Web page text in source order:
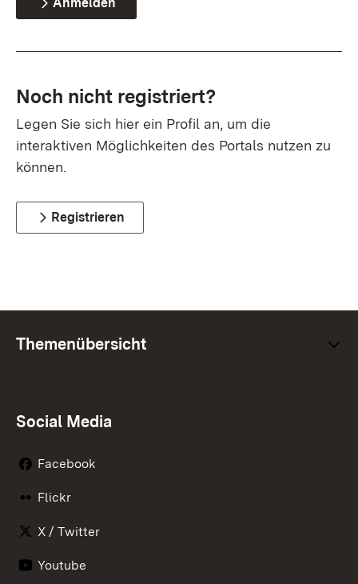
Noch nicht registriert?
Legen Sie sich hier ein Profil an, um die
interaktiven Möglichkeiten des Portals nutzen zu
können.
Registrieren
Themenübersicht
Social Media
Facebook
Flickr
X / Twitter
Youtube